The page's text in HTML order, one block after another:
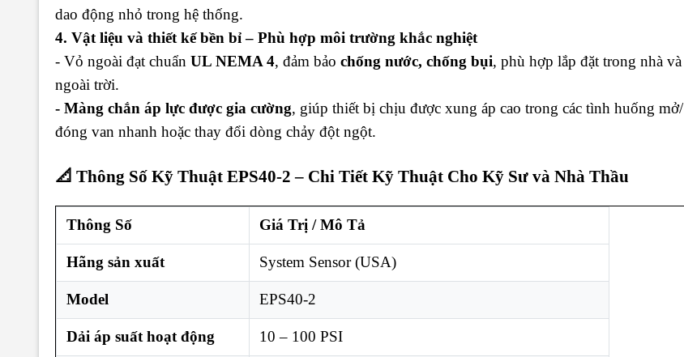
dao động nhỏ trong hệ thống.
4. Vật liệu và thiết kế bền bỉ – Phù hợp môi trường khắc nghiệt
- Vỏ ngoài đạt chuẩn UL NEMA 4, đảm bảo chống nước, chống bụi, phù hợp lắp đặt trong nhà và
ngoài trời.
- Màng chắn áp lực được gia cường, giúp thiết bị chịu được xung áp cao trong các tình huống mở/
đóng van nhanh hoặc thay đổi dòng chảy đột ngột.
📐 Thông Số Kỹ Thuật EPS40-2 – Chi Tiết Kỹ Thuật Cho Kỹ Sư và Nhà Thầu
Thông Số Giá Trị / Mô Tả
Hãng sản xuất System Sensor (USA)
Model EPS40-2
Dải áp suất hoạt động 10 – 100 PSI